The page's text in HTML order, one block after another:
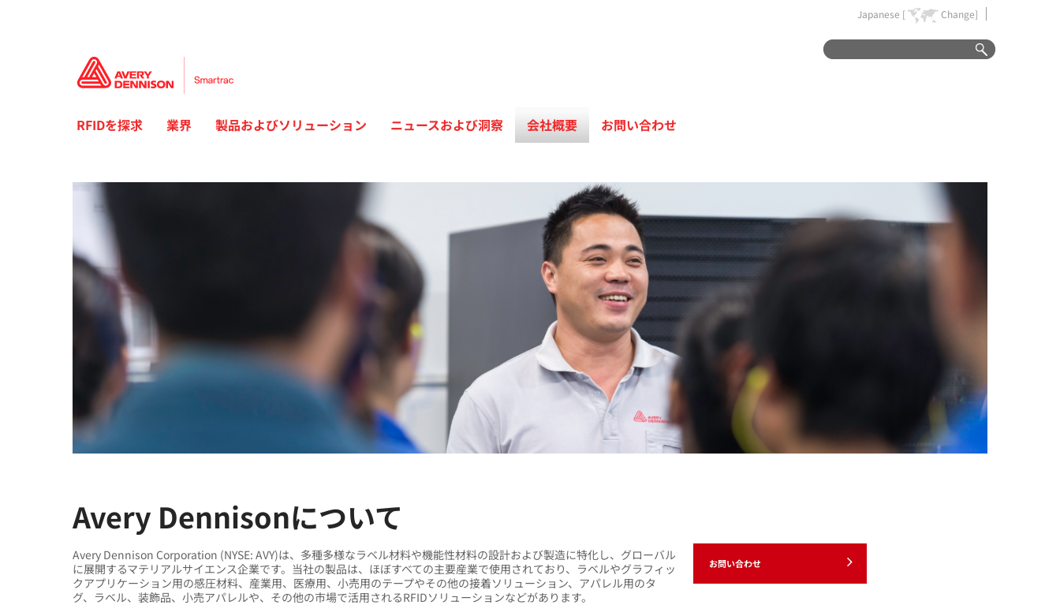
Japanese [ Change]
RFIDを探求 業界 製品およびソリューション ニュースおよび洞察 会社概要 お問い合わせ
Avery Dennisonについて
Avery Dennison Corporation (NYSE: AVY)は、多種多様なラベル材料や機能性材料の設計および製造に特化し、グローバル
に展開するマテリアルサイエンス企業です。当社の製品は、ほぼすべての主要産業で使用されており、ラベルやグラフィッ
クアプリケーション用の感圧材料、産業用、医療用、小売用のテープやその他の接着ソリューション、アパレル用のタ
グ、ラベル、装飾品、小売アパレルや、その他の市場で活用されるRFIDソリューションなどがあります。
お問い合わせ